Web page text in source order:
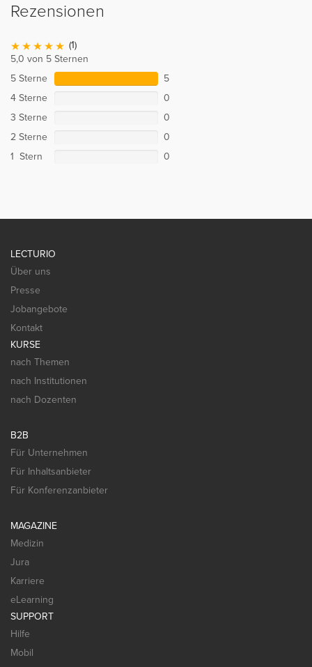
Rezensionen
(1)
5,0 von 5 Sternen
5 Sterne
5
4 Sterne
0
3 Sterne
0
2 Sterne
0
1 Stern
0
LECTURIO
Über uns
Presse
Jobangebote
Kontakt
KURSE
nach Themen
nach Institutionen
nach Dozenten
B2B
Für Unternehmen
Für Inhaltsanbieter
Für Konferenzanbieter
MAGAZINE
Medizin
Jura
Karriere
eLearning
SUPPORT
Hilfe
Mobil